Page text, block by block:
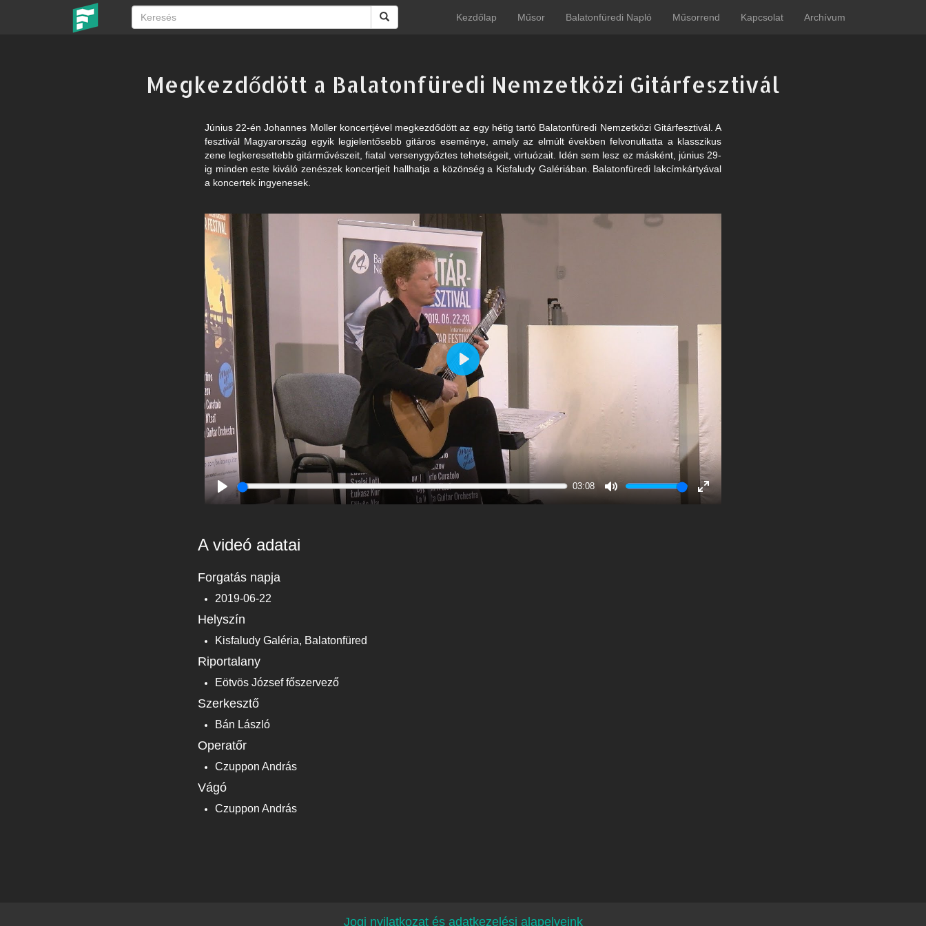
Kezdőlap Műsor Balatonfüredi Napló Műsorrend Kapcsolat Archívum
Megkezdődött a Balatonfüredi Nemzetközi Gitárfesztivál
Június 22-én Johannes Moller koncertjével megkezdődött az egy hétig tartó Balatonfüredi Nemzetközi Gitárfesztivál. A
fesztivál Magyarország egyik legjelentősebb gitáros eseménye, amely az elmúlt években felvonultatta a klasszikus
zene legkeresettebb gitárművészeit, fiatal versenygyőztes tehetségeit, virtuózait. Idén sem lesz ez másként, június 29-
ig minden este kiváló zenészek koncertjeit hallhatja a közönség a Kisfaludy Galériában. Balatonfüredi lakcímkártyával
a koncertek ingyenesek.
03:08
Play
A videó adatai
Forgatás napja
2019-06-22
Helyszín
Kisfaludy Galéria, Balatonfüred
Riportalany
Eötvös József főszervező
Szerkesztő
Bán László
Operatőr
Czuppon András
Vágó
Czuppon András
Jogi nyilatkozat és adatkezelési alapelveink